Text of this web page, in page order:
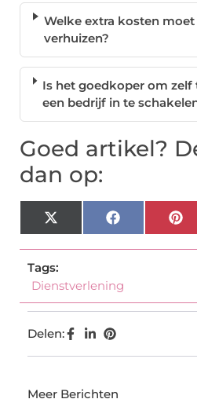
Welke extra kosten
verhuizen?
Is het goedkoper om zelf
een bedrijf in te
Goed artikel?
dan op:
X
(Twitter)
Facebook
Tags:
Dienstverlening
Delen:
Meer Berichten